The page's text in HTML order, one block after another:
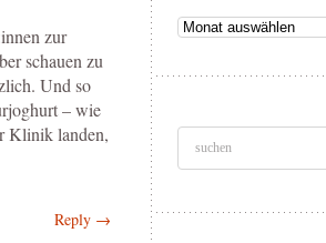
zur
schauen zu
Und so
– wie
Klinik landen,
Reply →
Archiv